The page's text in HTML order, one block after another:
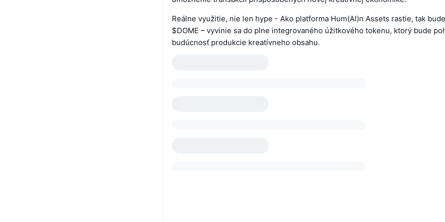
Reálne využitie, nie len hype - Ako platforma Hum(AI)n Assets rastie, tak
$DOME – vyvinie sa do plne integrovaného úžitkového tokenu, ktorý bude
budúcnosť produkcie kreatívneho obsahu.